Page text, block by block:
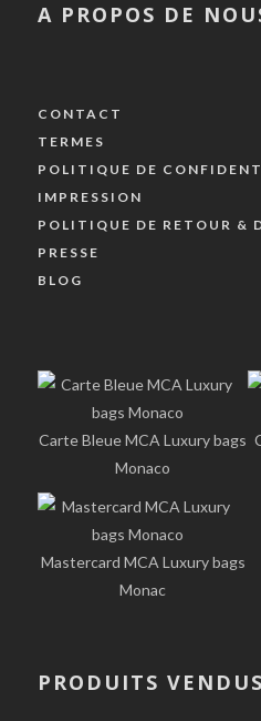
A PROPOS DE
CONTACT
TERMES
POLITIQUE DE
IMPRESSION
POLITIQUE DE RETOUR &
PRESSE
BLOG
Carte Bleue MCA Luxury bags
Monaco
Mastercard MCA Luxury bags
Monac
PRODUITS VENDUS